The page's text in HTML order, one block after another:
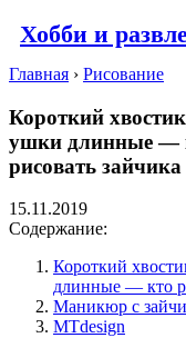
Хобби и
Главная › Рисование
Короткий
ушки длинные —
рисовать зайчика
15.11.2019
Содержание:
Короткий
длинные — кто
Маникюр с
MTdesign